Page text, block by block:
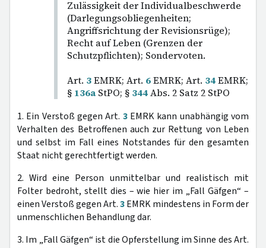
Zulässigkeit der Individualbeschwerde
(Darlegungsobliegenheiten;
Angriffsrichtung der Revisionsrüge);
Recht auf Leben (Grenzen der
Schutzpflichten); Sondervoten.
Art. 3EMRK; Art. 6EMRK; Art. 34EMRK;
§ 136a StPO; § 344Abs. 2 Satz 2 StPO
1. Ein Verstoß gegen Art. 3EMRK kann unabhängig vom
Verhalten des Betroffenen auch zur Rettung von Leben
und selbst im Fall eines Notstandes für den gesamten
Staat nicht gerechtfertigt werden.
2. Wird eine Person unmittelbar und realistisch mit
Folter bedroht, stellt dies – wie hier im „Fall Gäfgen“ –
einen Verstoß gegen Art.3EMRK mindestens in Form der
unmenschlichen Behandlung dar.
3. Im „Fall Gäfgen“ ist die Opferstellung im Sinne des Art.